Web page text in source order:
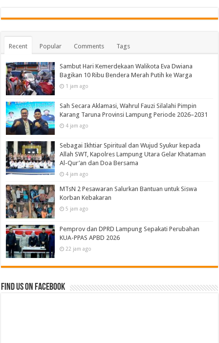
Recent Popular Comments Tags
Sambut Hari Kemerdekaan Walikota Eva Dwiana
Bagikan 10 Ribu Bendera Merah Putih ke Warga
1 jam ago
Sah Secara Aklamasi, Wahrul Fauzi Silalahi Pimpin
Karang Taruna Provinsi Lampung Periode 2026–2031
4 jam ago
Sebagai Ikhtiar Spiritual dan Wujud Syukur kepada
Allah SWT, Kapolres Lampung Utara Gelar Khataman
Al-Qur’an dan Doa Bersama
4 jam ago
MTsN 2 Pesawaran Salurkan Bantuan untuk Siswa
Korban Kebakaran
5 jam ago
Pemprov dan DPRD Lampung Sepakati Perubahan
KUA-PPAS APBD 2026
22 jam ago
Find us on Facebook